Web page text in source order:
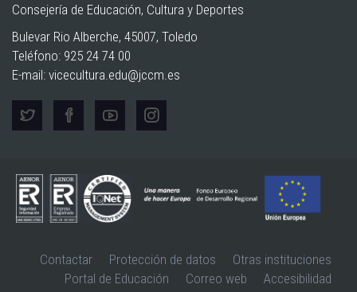
Consejería de Educación, Cultura y Deportes
Bulevar Rio Alberche, 45007, Toledo
Teléfono: 925 24 74 00
E-mail: vicecultura.edu@jccm.es
Contactar Protección de datos
Otras instituciones
Portal de Educación
Correo web
Accesibilidad